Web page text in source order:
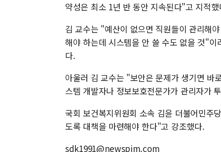
약성은 최소 1년 반 동안 지속된다"고 지적
김 교수는 "예산이 없으면 직원들이 관리해
해야 하는데 시스템을 안 쓸 수도 없을 것"
다.
아울러 김 교수는 "보안은 문제가 생기면 바
스템 개발자나 정보보호전문가가 관리자가
국회 보건복지위원회 소속 김윤 더불어민주
도록 대책을 마련해야 한다"고 강조했다.
sdk1991@newspim.com